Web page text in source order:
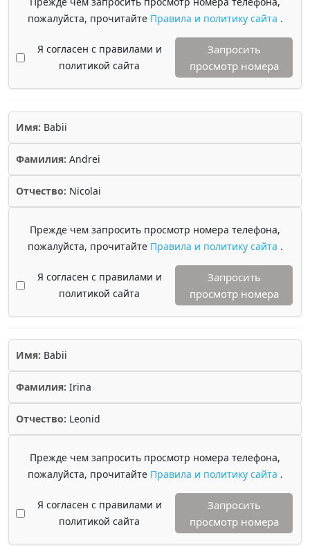
пожалуйста, прочитайте Правила и политику сайта .
Я согласен с правилами и
политикой сайта
Запросить
просмотр номера
Имя: Babii
Фамилия: Andrei
Отчество: Nicolai
Прежде чем запросить просмотр номера телефона,
пожалуйста, прочитайте Правила и политику сайта .
Я согласен с правилами и
политикой сайта
Запросить
просмотр номера
Имя: Babii
Фамилия: Irina
Отчество: Leonid
Прежде чем запросить просмотр номера телефона,
пожалуйста, прочитайте Правила и политику сайта .
Я согласен с правилами и
политикой сайта
Запросить
просмотр номера